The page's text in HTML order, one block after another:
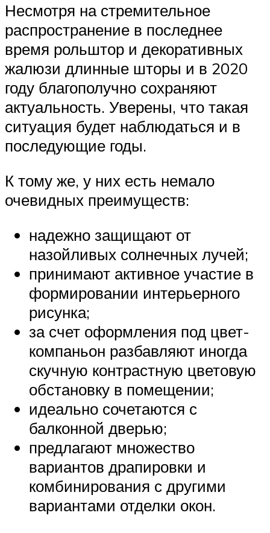
Несмотря на стремительное
распространение в последнее
время рольштор и декоративных
жалюзи длинные шторы и в 2020
году благополучно сохраняют
актуальность. Уверены, что такая
ситуация будет наблюдаться и в
последующие годы.
К тому же, у них есть немало
очевидных преимуществ:
надежно защищают от
назойливых солнечных лучей;
принимают активное участие в
формировании интерьерного
рисунка;
за счет оформления под цвет-
компаньон разбавляют иногда
скучную контрастную цветовую
обстановку в помещении;
идеально сочетаются с
балконной дверью;
предлагают множество
вариантов драпировки и
комбинирования с другими
вариантами отделки окон.